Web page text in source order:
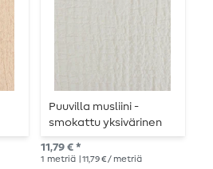
Puuvilla musliini -
smokattu yksivärinen
ecru väri
11,79 € *
1 metriä | 11,79 € / metriä